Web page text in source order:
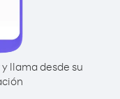
llama desde su